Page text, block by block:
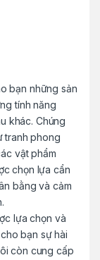
bạn những sản
tính năng
khác. Chúng
tranh phong
vật phẩm
chọn lựa cẩn
bằng và cảm
lựa chọn và
bạn sự hài
còn cung cấp